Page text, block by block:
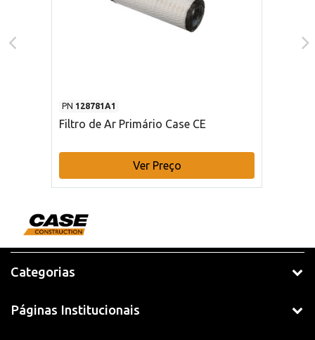
PN 128781A1
Filtro de Ar Primário Case CE
Ver Preço
Categorias
Páginas Institucionais